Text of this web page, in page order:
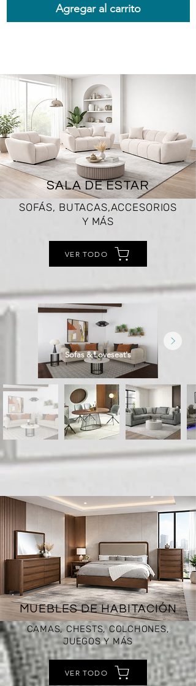
Agregar al carrito
SALA DE ESTAR
SOFÁS, BUTACAS,ACCESORIOS
Y MÁS
VER TODO
Sofas & Loveseat's
MUEBLES DE HABITACIÓN
CAMAS, CHESTS, COLCHONES,
JUEGOS Y MÁS
VER TODO